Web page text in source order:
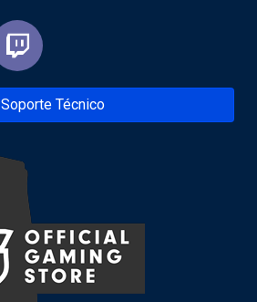
Soporte Técnico